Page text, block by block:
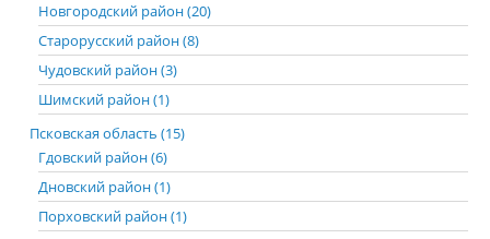
Новгородский район (20)
Старорусский район (8)
Чудовский район (3)
Шимский район (1)
Псковская область (15)
Гдовский район (6)
Дновский район (1)
Порховский район (1)